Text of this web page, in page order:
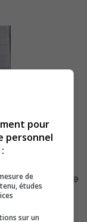
qu’offrira Le
pour
personnel
de
études
sur un